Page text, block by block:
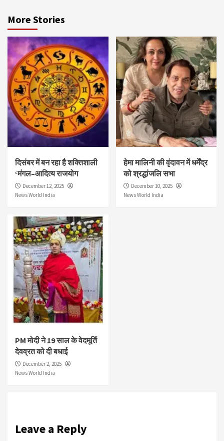
More Stories
दिसंबर में बन रहा है शक्तिशाली
‘मंगल–आदित्य राजयोग
December 12, 2025
News World India
हेमा मालिनी की वृंदावन में धर्मेंद्र
को श्रद्धांजलि सभा
December 10, 2025
News World India
PM मोदी ने 19 साल के वेदमूर्ति
देवव्रत को दी बधाई
December 2, 2025
News World India
Leave a Reply